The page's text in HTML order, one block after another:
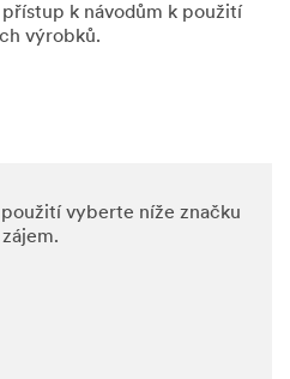
k návodům k použití
výrobků.
vyberte níže značku